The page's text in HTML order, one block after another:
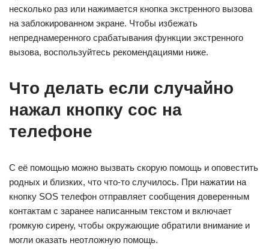
несколько раз или нажимается кнопка экстренного вызова
на заблокированном экране. Чтобы избежать
непреднамеренного срабатывания функции экстренного
вызова, воспользуйтесь рекомендациями ниже.
Что делать если случайно
нажал кнопку сос на
телефоне
С её помощью можно вызвать скорую помощь и оповестить
родных и близких, что что-то случилось. При нажатии на
кнопку SOS телефон отправляет сообщения доверенным
контактам с заранее написанным текстом и включает
громкую сирену, чтобы окружающие обратили внимание и
могли оказать неотложную помощь.